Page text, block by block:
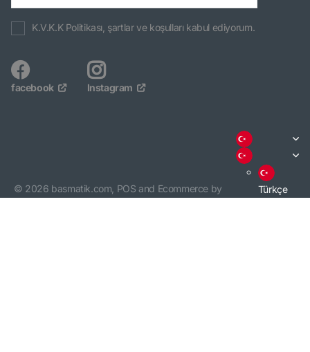
K.V.K.K Politikası, şartlar ve koşulları kabul ediyorum.
facebook Instagram
© 2026 basmatik.com, POS and Ecommerce by
Türkçe